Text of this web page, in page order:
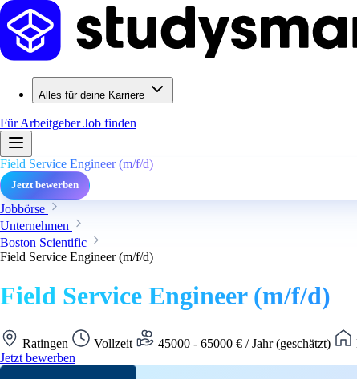
Alles für deine Karriere
Für ArbeitgeberJob finden
Field Service Engineer (m/f/d)
Jetzt bewerben
Jobbörse
Unternehmen
Boston Scientific
Field Service Engineer (m/f/d)
Field Service Engineer (m/f/d)
Ratingen Vollzeit 45000 - 65000 € / Jahr (geschätzt)
Jetzt bewerben